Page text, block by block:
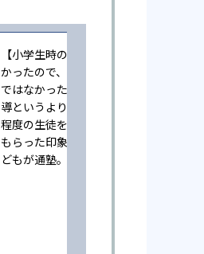
【小学生時の通塾】本人にやる気が無
かったので、成績向上するという感じ
ではなかった。また指導自体も個人指
導というより、一人の先生が一度に3人
程度の生徒をみており、きちんとみて
もらった印象ではない（小学6年時に子
どもが通塾。回答時期:2023年3月）